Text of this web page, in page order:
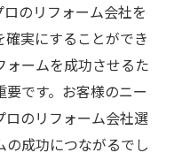
のリフォーム会社を
実にすることができ
ォームを成功させるた
です。お客様のニー
ロのリフォーム会社選
成功につながるでし